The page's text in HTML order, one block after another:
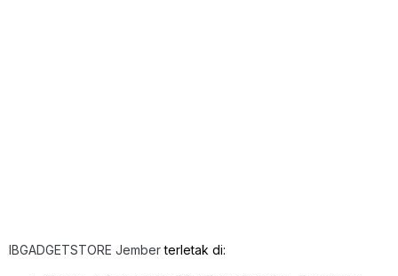
IBGADGETSTORE Jemberterletak di: